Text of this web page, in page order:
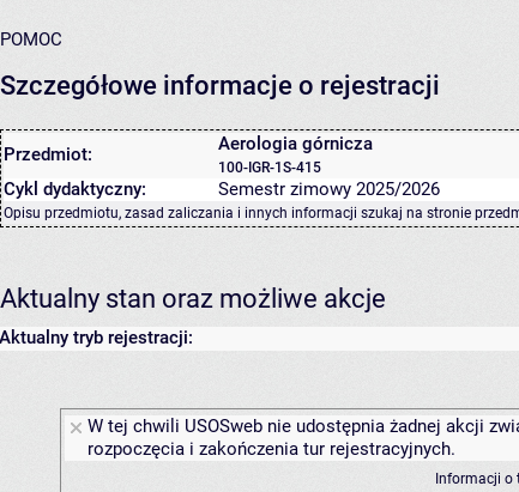
POMOC
Szczegółowe informacje o rejestracji
Przedmiot: Aerologia górnicza
100-IGR-1S-415
Cykl dydaktyczny: Semestr zimowy 2025/2026
Opisu przedmiotu, zasad zaliczania i innych informacji szukaj na stronie
Aktualny stan oraz możliwe akcje
Aktualny tryb rejestracji:
W tej chwili USOSweb nie udostępnia żadnej akcji
rozpoczęcia i zakończenia tur rejestracyjnych.
Informacji o